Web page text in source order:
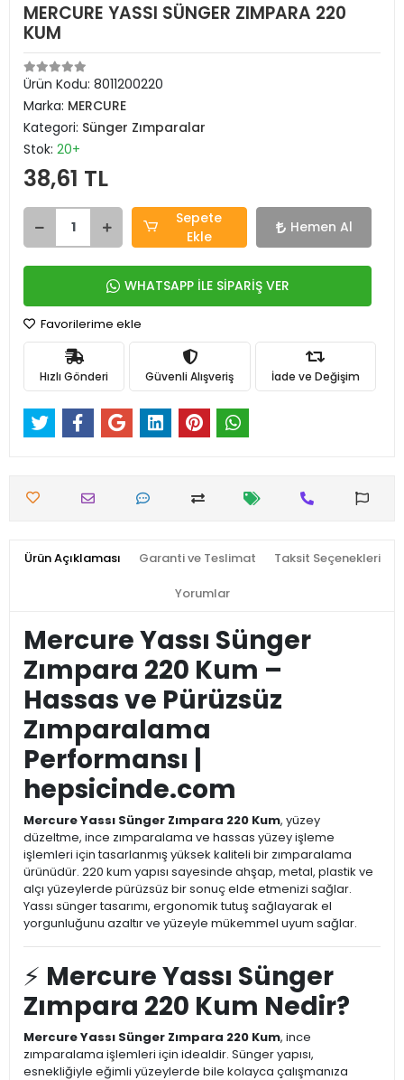
MERCURE YASSI SÜNGER ZIMPARA 220
KUM
Ürün Kodu: 8011200220
Marka: MERCURE
Kategori: Sünger Zımparalar
Stok: 20+
38,61 TL
Sepete
Ekle
Hemen Al
WHATSAPP İLE SİPARİŞ VER
Favorilerime ekle
Hızlı Gönderi Güvenli Alışveriş İade ve Değişim
Ürün Açıklaması Garanti ve Teslimat Taksit Seçenekleri
Yorumlar
Mercure Yassı Sünger
Zımpara 220 Kum –
Hassas ve Pürüzsüz
Zımparalama
Performansı |
hepsicinde.com
Mercure Yassı Sünger Zımpara 220 Kum, yüzey
düzeltme, ince zımparalama ve hassas yüzey işleme
işlemleri için tasarlanmış yüksek kaliteli bir zımparalama
ürünüdür. 220 kum yapısı sayesinde ahşap, metal, plastik ve
alçı yüzeylerde pürüzsüz bir sonuç elde etmenizi sağlar.
Yassı sünger tasarımı, ergonomik tutuş sağlayarak el
yorgunluğunu azaltır ve yüzeyle mükemmel uyum sağlar.
⚡ Mercure Yassı Sünger
Zımpara 220 Kum Nedir?
Mercure Yassı Sünger Zımpara 220 Kum, ince
zımparalama işlemleri için idealdir. Sünger yapısı,
esnekliğiyle eğimli yüzeylerde bile kolayca çalışmanıza